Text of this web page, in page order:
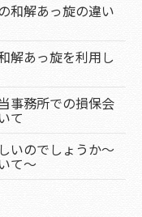
和解あっ旋の違い
解あっ旋を利用し
事務所での損保会
て
いのでしょうか～
て～